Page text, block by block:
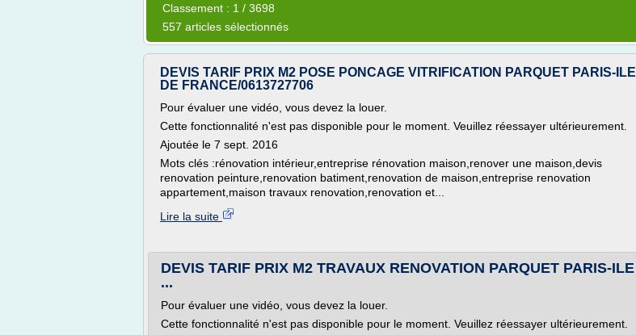
Classement : 1 / 3698
557 articles sélectionnés
DEVIS TARIF PRIX M2 POSE PONCAGE VITRIFICATION PARQUET PARIS-ILE
DE FRANCE/0613727706
Pour évaluer une vidéo, vous devez la louer.
Cette fonctionnalité n'est pas disponible pour le moment. Veuillez réessayer ultérieurement.
Ajoutée le 7 sept. 2016
Mots clés :rénovation intérieur,entreprise rénovation maison,renover une maison,devis
renovation peinture,renovation batiment,renovation de maison,entreprise renovation
appartement,maison travaux renovation,renovation et...
Lire la suite
DEVIS TARIF PRIX M2 TRAVAUX RENOVATION PARQUET PARIS-ILE
...
Pour évaluer une vidéo, vous devez la louer.
Cette fonctionnalité n'est pas disponible pour le moment. Veuillez réessayer ultérieurement.